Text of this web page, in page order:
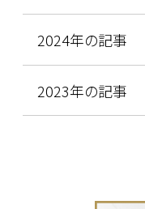
2024年の記事
2023年の記事